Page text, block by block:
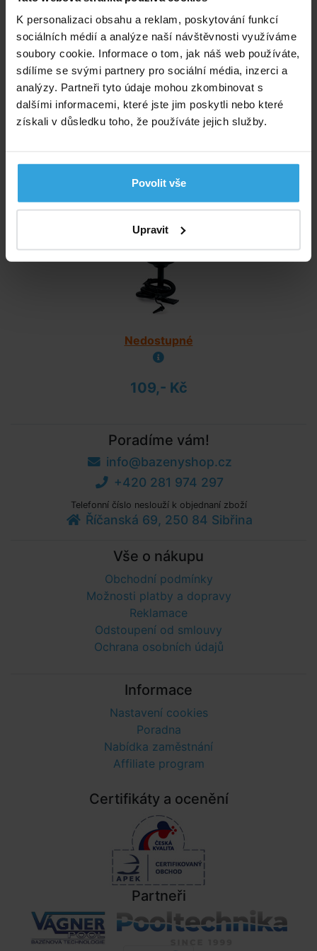
K personalizaci obsahu a reklam, poskytování funkcí
sociálních médií a analýze naší návštěvnosti využíváme
soubory cookie. Informace o tom, jak náš web používáte,
sdílíme se svými partnery pro sociální média, inzerci a
analýzy. Partneři tyto údaje mohou zkombinovat s
dalšími informacemi, které jste jim poskytli nebo které
získali v důsledku toho, že používáte jejich služby.
Povolit vše
Upravit
Šířka: 109 cm
Výška: 69 cm
Nosnost: 100 kg
Doporučené příslušenství (1)
INTEX 68614 Ruční pumpa 36cm
Nedostupné
109,- Kč
Poradíme vám!
info@bazenyshop.cz
+420 281 974 297
Telefonní číslo neslouží k objednaní zboží
Říčanská 69, 250 84 Sibřina
Vše o nákupu
Obchodní podmínky
Možnosti platby a dopravy
Reklamace
Odstoupení od smlouvy
Ochrana osobních údajů
Informace
Nastavení cookies
Poradna
Nabídka zaměstnání
Affiliate program
Certifikáty a ocenění
Partneři